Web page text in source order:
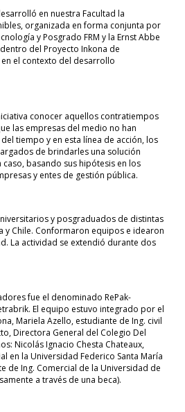
en nuestra Facultad la
organizada en forma conjunta por
y Posgrado FRM y la Ernst Abbe
del Proyecto Inkona de
el contexto del desarrollo
conocer aquellos contratiempos
las empresas del medio no han
tiempo y en esta línea de acción, los
de brindarles una solución
basando sus hipótesis en los
y entes de gestión pública.
y posgraduados de distintas
y Chile. Conformaron equipos e idearon
La actividad se extendió durante dos
fue el denominado RePak-
El equipo estuvo integrado por el
Mariela Azello, estudiante de Ing. civil
Directora General del Colegio Del
Nicolás Ignacio Chesta Chateaux,
en la Universidad Federico Santa María
de Ing. Comercial de la Universidad de
a través de una beca).